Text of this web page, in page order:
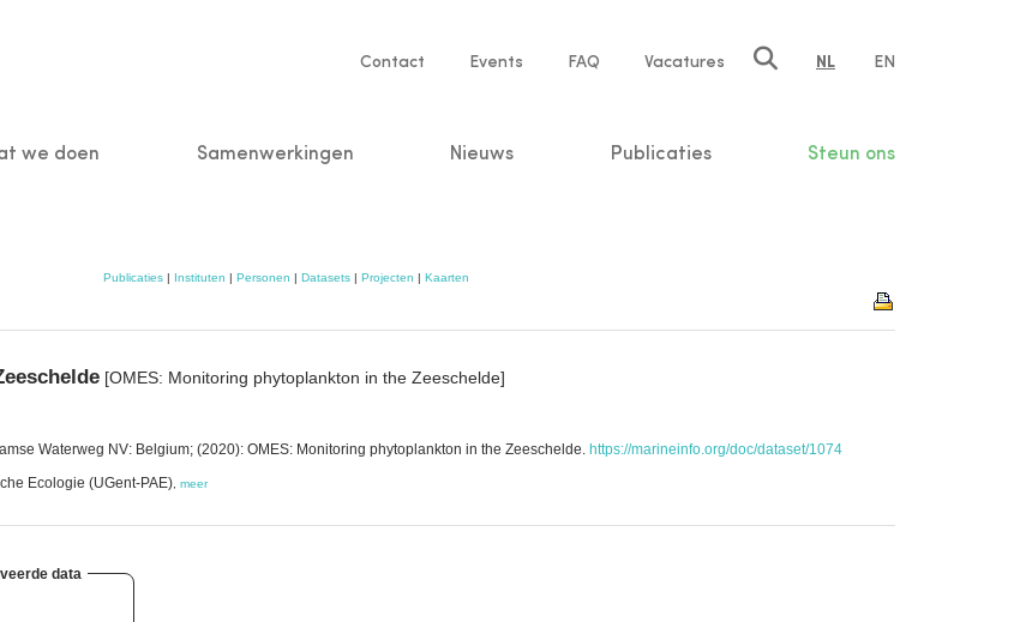
Service
Contact Events FAQ Vacatures NL EN
we doen Samenwerkingen Nieuws Publicaties Steun ons
Publicaties| Instituten | Personen | Datasets| Projecten | Kaarten
[OMES: Monitoring phytoplankton in the Zeeschelde]
Waterweg NV: Belgium; (2020): OMES: Monitoring phytoplankton in the Zeeschelde. https://marineinfo.org/doc/dataset/1074
Ecologie (UGent-PAE) meer
data